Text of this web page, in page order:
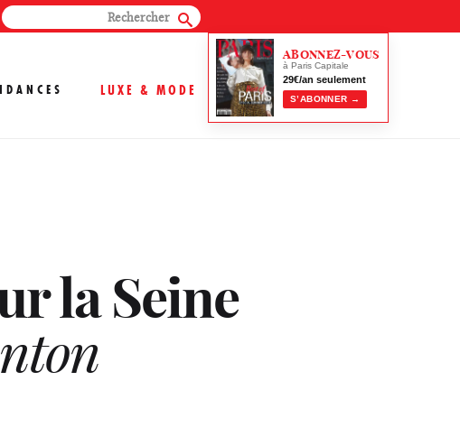
LUXE & MODE
ABONNEZ-VOUS
à Paris Capitale
29€/an seulement
S’ABONNER →
la Seine